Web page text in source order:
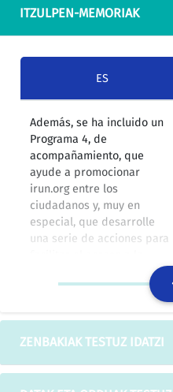
ITZULPEN-MEMORIAK
ES
Además, se ha incluido un
Programa 4, de
acompañamiento, que
ayude a promocionar
irun.org entre los
ciudadanos y, muy en
especial, que desarrolle
una serie de acciones para
Sociedad de la Información
para todos los ciudadanos,
públicos y gratuitos, y
formación pensada y
colectivos que lo tienen
menos fácil, que van desde
ZENBAKIAK TESTUZ IDATZI